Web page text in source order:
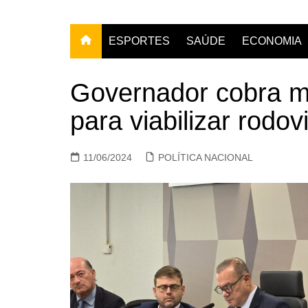
ESPORTES SAÚDE ECONOMIA
Governador cobra
para viabilizar
11/06/2024 POLÍTICA NACIONAL